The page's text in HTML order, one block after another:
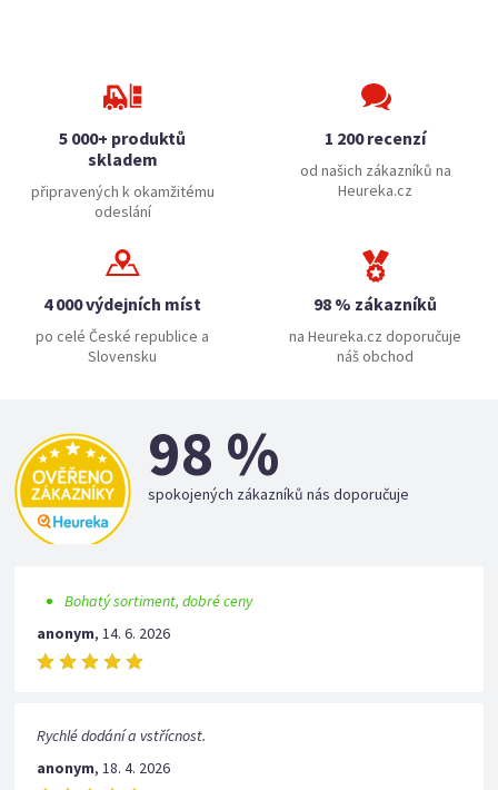
5 000+ produktů
skladem
připravených k okamžitému
odeslání
1 200 recenzí
od našich zákazníků na
Heureka.cz
4 000 výdejních míst
po celé České republice a
Slovensku
98 % zákazníků
na Heureka.cz doporučuje
náš obchod
98 %
spokojených zákazníků nás doporučuje
Bohatý sortiment, dobré ceny
anonym,14. 6. 2026
Rychlé dodání a vstřícnost.
anonym,18. 4. 2026